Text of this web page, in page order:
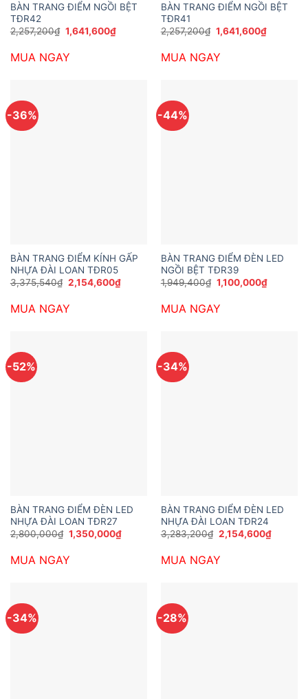
BÀN TRANG ĐIỂM NGỒI BỆT
TĐR42
2,257,200₫ Giá
gốc
2,257,200₫.
1,641,600₫Giá
hiện
MUA NGAY
BÀN TRANG ĐIỂM NGỒI BỆT
TĐR41
2,257,200₫ Giá
gốc
2,257,200₫.
1,641,600₫Giá
hiện
MUA NGAY
-36%
BÀN TRANG ĐIỂM KÍNH GẤP
NHỰA ĐÀI LOAN TĐR05
3,375,540₫ Giá
gốc
3,375,540₫.
2,154,600₫Giá
hiện
MUA NGAY
-44%
BÀN TRANG ĐIỂM ĐÈN LED
NGỒI BỆT TĐR39
1,949,400₫ Giá
gốc
1,949,400₫.
1,100,000₫Giá
hiện
MUA NGAY
-52%
BÀN TRANG ĐIỂM ĐÈN LED
NHỰA ĐÀI LOAN TĐR27
2,800,000₫ Giá
gốc
2,800,000₫.
1,350,000₫Giá
hiện
MUA NGAY
-34%
BÀN TRANG ĐIỂM ĐÈN LED
NHỰA ĐÀI LOAN TĐR24
3,283,200₫ Giá
gốc
3,283,200₫.
2,154,600₫Giá
hiện
MUA NGAY
-34% -28%